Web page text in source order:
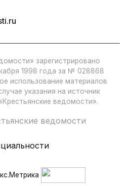
зарегистрировано
1998 года за № 028868
использование материалов
указания на источник
ведомости».
ведомости